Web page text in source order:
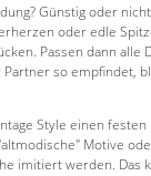
Günstig oder
oder edle
Passen dann alle
so empfindet,
Style einen
Motive
imitiert werden. Das